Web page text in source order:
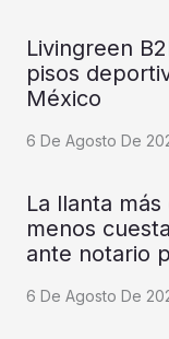
Livingreen
pisos
México
6 De Agosto De
La llanta
menos
ante notario
6 De Agosto De